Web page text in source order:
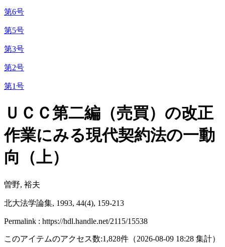
第6号
第5号
第3号
第2号
第1号
ＵＣＣ第二編（売買）の改正
作業にみる現代契約法の一動
向（上）
曽野, 裕夫
北大法学論集, 1993, 44(4), 159-213
Permalink : https://hdl.handle.net/2115/15538
このアイテムのアクセス数:1,828件 （2026-08-09 18:28 集計）